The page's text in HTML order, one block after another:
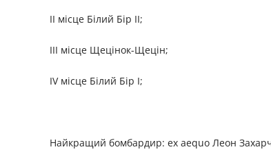
II місце Білий Бір II;
III місце Щецінок-Щецін;
IV місце Білий Бір I;
Найкращий бомбардир: ex aequo Леон